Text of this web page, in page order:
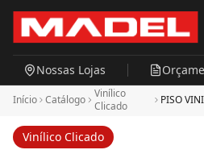
Pular para o conteúdo principal
Nossas Lojas
Início Catálogo
Vinílico
Clicado
PISO
Vinílico Clicado